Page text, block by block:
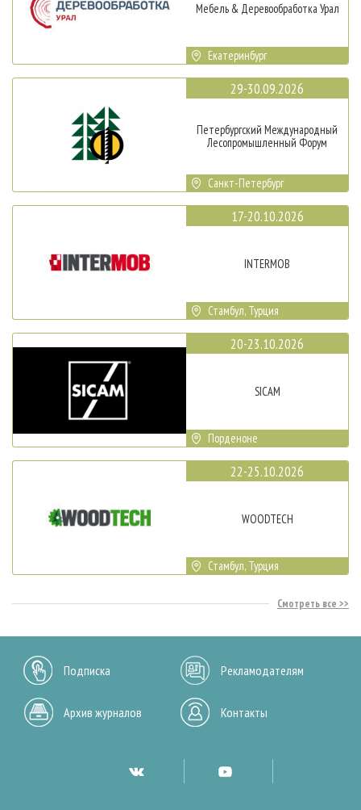
Мебель & Деревообработка Урал
Екатеринбург
29-30.09.2026
Петербургский Международный
Лесопромышленный Форум
Санкт-Петербург
17-20.10.2026
INTERMOB
Стамбул, Турция
20-23.10.2026
SICAM
Порденоне
22-25.10.2026
WOODTECH
Стамбул, Турция
Смотреть все
Подписка Рекламодателям
Архив журналов Контакты